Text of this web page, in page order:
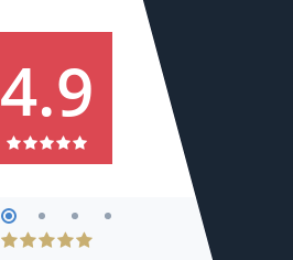
4.9